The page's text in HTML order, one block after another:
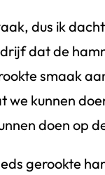
dus ik
dat de
smaak
we kunnen
doen op
gerookte